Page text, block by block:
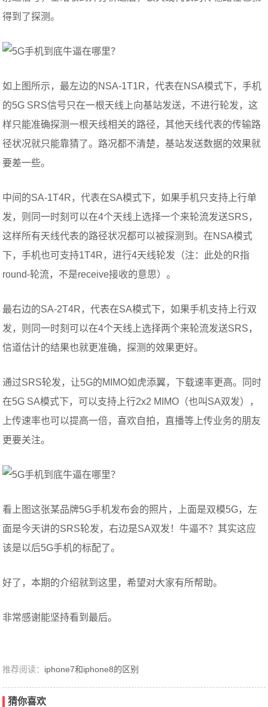
得到了探测。
如上图所示，最左边的NSA-1T1R，代表在NSA模式下，手机
的5G SRS信号只在一根天线上向基站发送，不进行轮发，这
样只能准确探测一根天线相关的路径，其他天线代表的传输路
径状况就只能靠猜了。路况都不清楚，基站发送数据的效果就
要差一些。
中间的SA-1T4R，代表在SA模式下，如果手机只支持上行单
发，则同一时刻可以在4个天线上选择一个来轮流发送SRS，
这样所有天线代表的路径状况都可以被探测到。在NSA模式
下，手机也可支持1T4R，进行4天线轮发（注：此处的R指
round-轮流，不是receive接收的意思）。
最右边的SA-2T4R，代表在SA模式下，如果手机支持上行双
发，则同一时刻可以在4个天线上选择两个来轮流发送SRS，
信道估计的结果也就更准确，探测的效果更好。
通过SRS轮发，让5G的MIMO如虎添翼，下载速率更高。同时
在5G SA模式下，可以支持上行2x2 MIMO（也叫SA双发），
上传速率也可以提高一倍，喜欢自拍，直播等上传业务的朋友
更要关注。
看上图这张某品牌5G手机发布会的照片，上面是双模5G，左
面是今天讲的SRS轮发，右边是SA双发！牛逼不？其实这应
该是以后5G手机的标配了。
好了，本期的介绍就到这里，希望对大家有所帮助。
非常感谢能坚持看到最后。
推荐阅读： iphone7和iphone8的区别
猜你喜欢